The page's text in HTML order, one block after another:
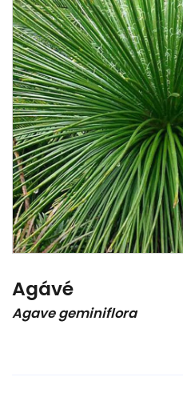
Agávé
Agave geminiflora